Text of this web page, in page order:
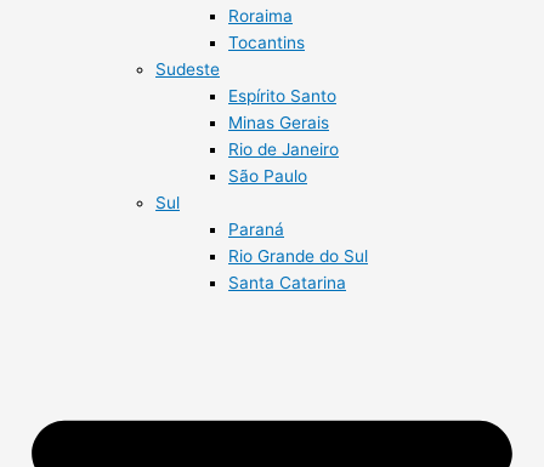
Roraima
Tocantins
Sudeste
Espírito Santo
Minas Gerais
Rio de Janeiro
São Paulo
Sul
Paraná
Rio Grande do Sul
Santa Catarina